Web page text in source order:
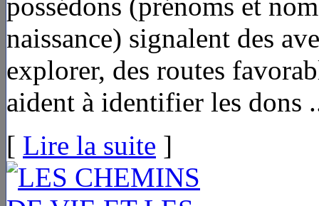
naissance) signalent des
explorer, des routes
aident à identifier les dons
[ Lire la suite ]